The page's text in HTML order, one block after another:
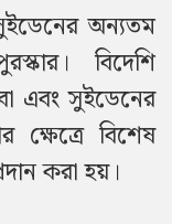
অন্যতম
বিদেশি
এবং সুইডেনের
বিশেষ
করা হয়।